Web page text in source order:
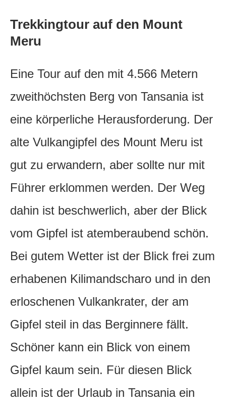
Trekkingtour auf den Mount
Meru
Eine Tour auf den mit 4.566 Metern
zweithöchsten Berg von Tansania ist
eine körperliche Herausforderung. Der
alte Vulkangipfel des Mount Meru ist
gut zu erwandern, aber sollte nur mit
Führer erklommen werden. Der Weg
dahin ist beschwerlich, aber der Blick
vom Gipfel ist atemberaubend schön.
Bei gutem Wetter ist der Blick frei zum
erhabenen Kilimandscharo und in den
erloschenen Vulkankrater, der am
Gipfel steil in das Berginnere fällt.
Schöner kann ein Blick von einem
Gipfel kaum sein. Für diesen Blick
allein ist der Urlaub in Tansania ein